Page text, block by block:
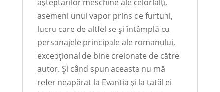
așteptărilor meschine ale celorlalți,
asemeni unui vapor prins de furtuni,
lucru care de altfel se și întâmplă cu
personajele principale ale romanului,
excepțional de bine creionate de către
autor. Și când spun aceasta nu mă
refer neapărat la Evantia și la tatăl ei